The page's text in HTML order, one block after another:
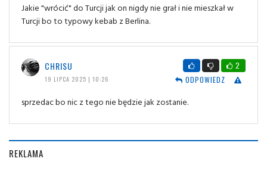
Jakie "wrócić" do Turcji jak on nigdy nie grał i nie mieszkał w
Turcji bo to typowy kebab z Berlina.
CHRISU
19 LIPCA 2025 | 10:26
2
ODPOWIEDZ
sprzedac bo nic z tego nie będzie jak zostanie.
REKLAMA